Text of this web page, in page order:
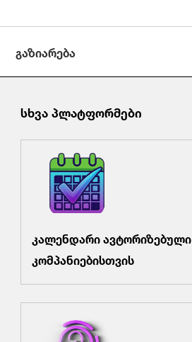
გაზიარება
სხვა პლატფორმები
კალენდარი ავტორიზებული
კომპანიებისთვის